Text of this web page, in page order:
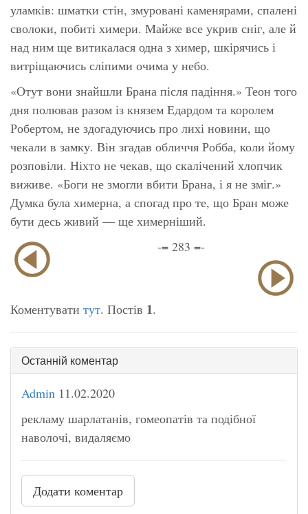
уламків: шматки стін, змуровані каменярами, спалені
сволоки, побиті химери. Майже все укрив сніг, але й
над ним ще витикалася одна з химер, шкірячись і
витріщаючись сліпими очима у небо.
«Отут вони знайшли Брана після падіння.» Теон того
дня полював разом із князем Едардом та королем
Робертом, не здогадуючись про лихі новини, що
чекали в замку. Він згадав обличчя Робба, коли йому
розповіли. Ніхто не чекав, що скалічений хлопчик
виживе. «Боги не змогли вбити Брана, і я не зміг.»
Думка була химерна, а спогад про те, що Бран може
бути десь живий — ще химерніший.
-= 283 =-
Коментувати тут. Постів 1.
Останній коментар
Admin 11.02.2020
рекламу шарлатанів, гомеопатів та подібної
наволочі, видаляємо
Додати коментар